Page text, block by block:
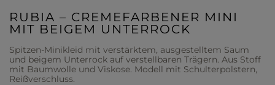
RUBIA – CREMEFARBENER MINI
MIT BEIGEM UNTERROCK
Spitzen-Minikleid mit verstärktem, ausgestelltem Saum
und beigem Unterrock auf verstellbaren Trägern. Aus Stoff
mit Baumwolle und Viskose. Modell mit Schulterpolstern,
Reißverschluss.